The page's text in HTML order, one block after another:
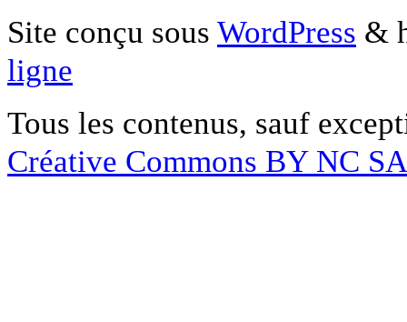
Site conçu sous WordPress &
ligne
Tous les contenus, sauf
Créative Commons BY NC SA